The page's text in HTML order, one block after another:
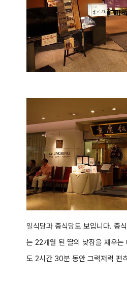
일식당과 중식당도 보입니다. 중
는 22개월 된 딸의 낮잠을 재우는
도 2시간 30분 동안 그럭저럭 편